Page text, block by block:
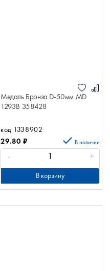
Медаль Бронза D-50мм MD
1293B 358428
код 1338902
29.80 ₽ В наличии
- +
В корзину